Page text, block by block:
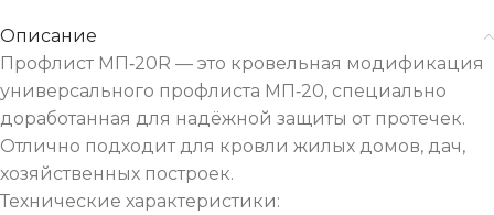
Описание
Профлист МП‑20R — это кровельная модификация
универсального профлиста МП‑20, специально
доработанная для надёжной защиты от протечек.
Отлично подходит для кровли жилых домов, дач,
хозяйственных построек.
Технические характеристики: